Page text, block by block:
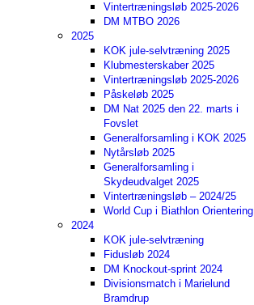
Vintertræningsløb 2025-2026
DM MTBO 2026
2025
KOK jule-selvtræning 2025
Klubmesterskaber 2025
Vintertræningsløb 2025-2026
Påskeløb 2025
DM Nat 2025 den 22. marts i
Fovslet
Generalforsamling i KOK 2025
Nytårsløb 2025
Generalforsamling i
Skydeudvalget 2025
Vintertræningsløb – 2024/25
World Cup i Biathlon Orientering
2024
KOK jule-selvtræning
Fidusløb 2024
DM Knockout-sprint 2024
Divisionsmatch i Marielund
Bramdrup